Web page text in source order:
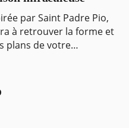
par Saint Padre Pio,
à retrouver la forme et
plans de votre